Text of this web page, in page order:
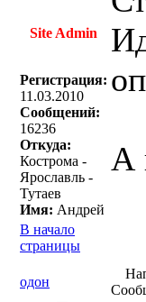
Site Admin
Регистрация:
11.03.2010
Сообщений:
16236
Откуда:
Кострома -
Ярославль -
Тутаев
Имя: Андрей
А
В начало
страницы
одон